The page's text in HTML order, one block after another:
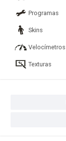
Programas
Skins
Velocímetros
Texturas